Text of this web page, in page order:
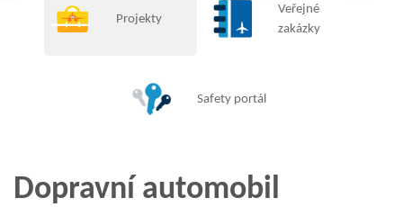
Projekty
Veřejné
zakázky
Safety portál
Dopravní automobil